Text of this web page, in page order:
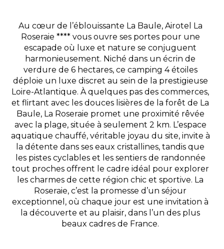
Au cœur de l’éblouissante La Baule, Airotel La
Roseraie **** vous ouvre ses portes pour une
escapade où luxe et nature se conjuguent
harmonieusement. Niché dans un écrin de
verdure de 6 hectares, ce camping 4 étoiles
déploie un luxe discret au sein de la prestigieuse
Loire-Atlantique. À quelques pas des commerces,
et flirtant avec les douces lisières de la forêt de La
Baule, La Roseraie promet une proximité rêvée
avec la plage, située à seulement 2 km. L’espace
aquatique chauffé, véritable joyau du site, invite à
la détente dans ses eaux cristallines, tandis que
les pistes cyclables et les sentiers de randonnée
tout proches offrent le cadre idéal pour explorer
les charmes de cette région chic et sportive. La
Roseraie, c’est la promesse d’un séjour
exceptionnel, où chaque jour est une invitation à
la découverte et au plaisir, dans l’un des plus
beaux cadres de France.